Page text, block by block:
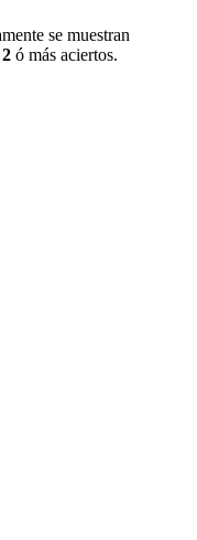
se muestran
2 ó más aciertos.